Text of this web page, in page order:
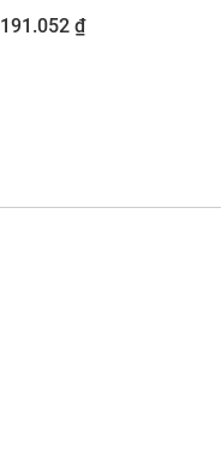
191.052 ₫